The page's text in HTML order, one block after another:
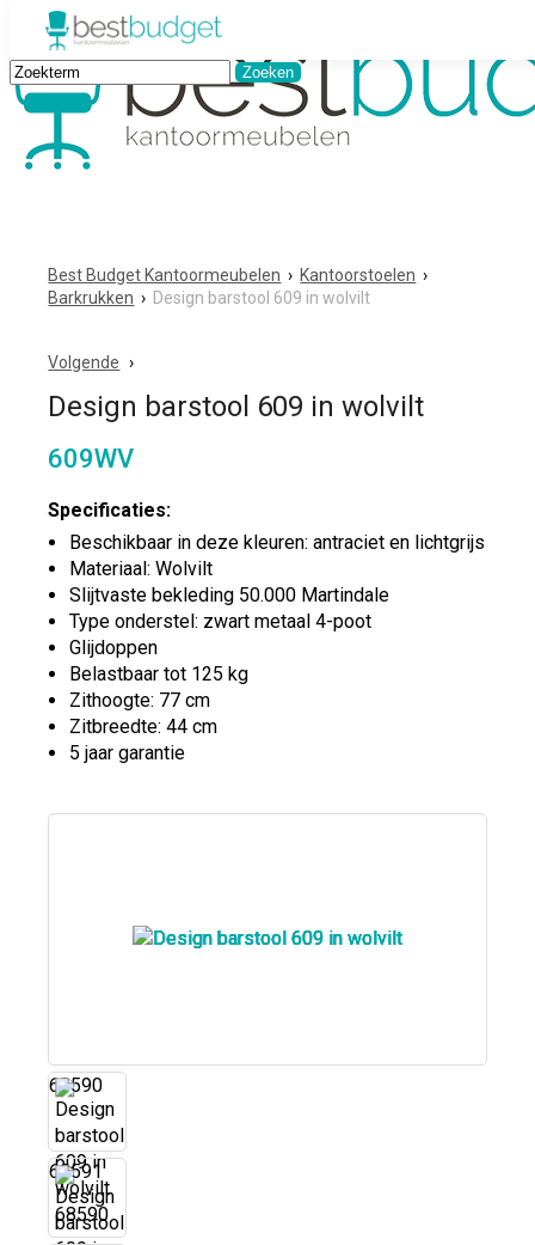
Best Budget Kantoormeubelen › Kantoorstoelen ›
Barkrukken › Design barstool 609 in wolvilt
Volgende
Design barstool 609 in wolvilt
609WV
Specificaties:
Beschikbaar in deze kleuren: antraciet en lichtgrijs
Materiaal: Wolvilt
Slijtvaste bekleding 50.000 Martindale
Type onderstel: zwart metaal 4-poot
Glijdoppen
Belastbaar tot 125 kg
Zithoogte: 77 cm
Zitbreedte: 44 cm
5 jaar garantie
68590
68591